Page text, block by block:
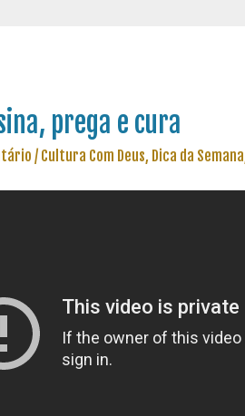
prega e cura
/ Cultura Com Deus, Dica da Semana